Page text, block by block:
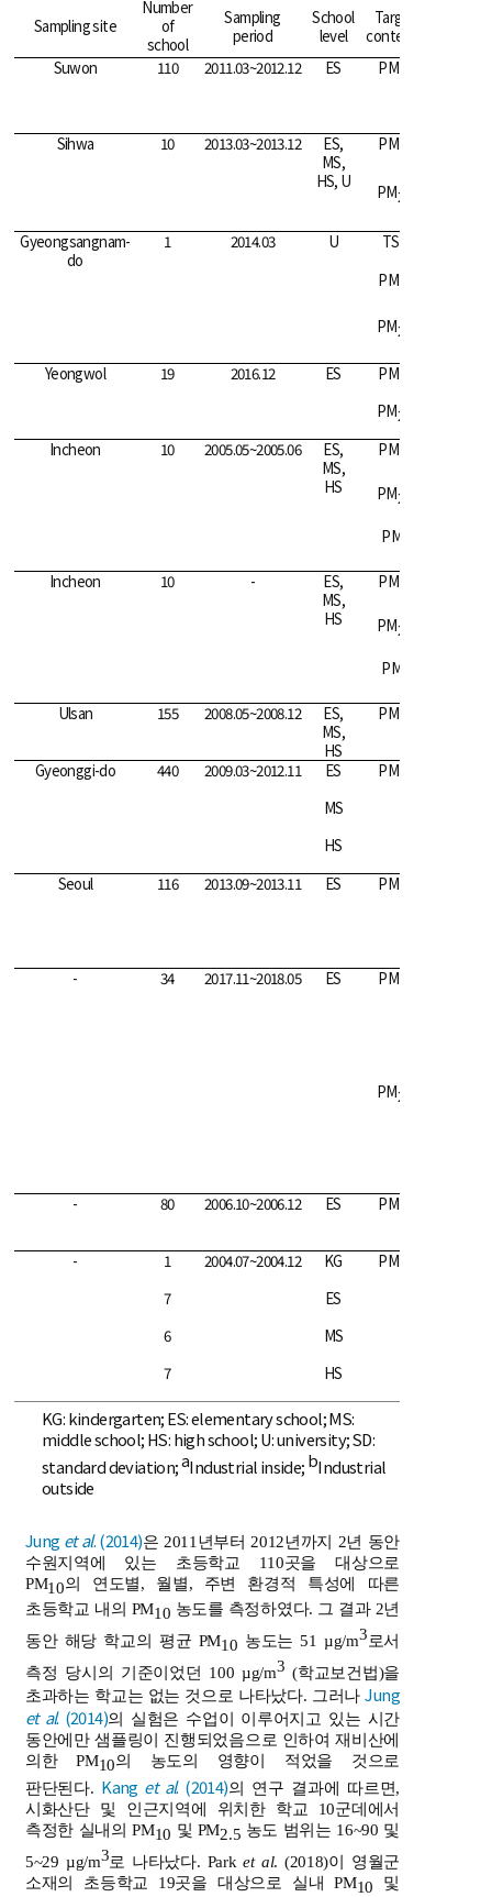
Sampling site
Number
of
school
Sampling
period
School
level
Target
contents
Suwon
110 2011.03~2012.12 ES PM
Sihwa 10 2013.03~2013.12
ES,
MS,
HS, U
PM
PM2.5
Gyeongsangnam-
do
1 2014.03 U TSP
PM
PM2.5
Yeongwol 19 2016.12 ES PM
PM2.5
Incheon
10 2005.05~2005.06
ES,
MS,
HS
PM
PM2.5
PM
Incheon 10 -
ES,
MS,
HS
PM
PM2.5
PM
Ulsan 155 2008.05~2008.12
ES,
MS,
HS
PM
Gyeonggi-do 440 2009.03~2012.11 ES PM
MS
HS
Seoul
116 2013.09~2013.11 ES PM
- 34 2017.11~2018.05 ES PM
PM2.5
- 80 2006.10~2006.12 ES PM
- 1 2004.07~2004.12 KG PM
7
ES
6
MS
7
HS
KG: kindergarten; ES: elementary school; MS:
middle school; HS: high school; U: university; SD:
standard deviation;aIndustrial inside;bIndustrial
outside
Jung et al. (2014)은 2011년부터 2012년까지 2년 동안
수원지역에 있는 초등학교 110곳을 대상으로
PM10의 연도별, 월별, 주변 환경적 특성에 따른
초등학교 내의 PM10 농도를 측정하였다. 그 결과 2년
동안 해당 학교의 평균 PM10 농도는 51 µg/m3로서
측정 당시의 기준이었던 100 µg/m3 (학교보건법)을
초과하는 학교는 없는 것으로 나타났다. 그러나Jung
et al. (2014)의 실험은 수업이 이루어지고 있는 시간
동안에만 샘플링이 진행되었음으로 인하여 재비산에
의한 PM10의 농도의 영향이 적었을 것으로
판단된다. Kang et al. (2014)의 연구 결과에 따르면,
시화산단 및 인근지역에 위치한 학교 10군데에서
측정한 실내의 PM10 및 PM2.5 농도 범위는 16~90 및
5~29 µg/m3로 나타났다. Parket al. (2018)이 영월군
소재의 초등학교 19곳을 대상으로 실내 PM10 및